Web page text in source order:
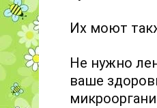
Их моют
Не нужно
ваше